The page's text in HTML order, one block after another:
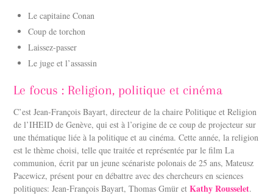
Le capitaine Conan
Coup de torchon
Laissez-passer
Le juge et l’assassin
Le focus : Religion, politique et cinéma
C’est Jean-François Bayart, directeur de la chaire Politique et Religion
de l’IHEID de Genève, qui est à l’origine de ce coup de projecteur sur
une thématique liée à la politique et au cinéma. Cette année, la religion
est le thème choisi, telle que traitée et représentée par le film La
communion, écrit par un jeune scénariste polonais de 25 ans, Mateusz
Pacewicz, présent pour en débattre avec des chercheurs en sciences
politiques: Jean-François Bayart, Thomas Gmür etKathy Rousselet.